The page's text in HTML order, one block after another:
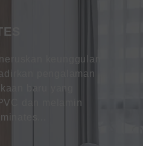
keunggulan
pengalaman
baru yang
dan melamin